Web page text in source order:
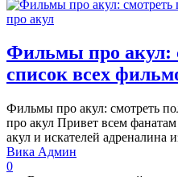
Фильмы про акул:
список всех
Фильмы про акул: смотреть
про акул Привет всем
акул и искателей адреналина
Вика Админ
0